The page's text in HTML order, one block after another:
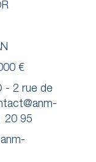
€
- 2 rue de
20 95